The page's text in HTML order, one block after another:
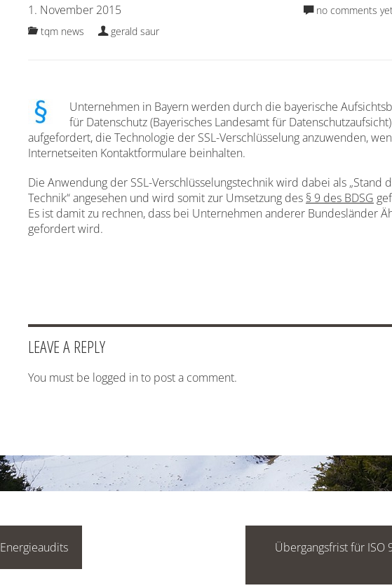
1. November 2015
tqm news gerald saur
no comments
Unternehmen in Bayern werden durch die bayerische
für Datenschutz (Bayerisches Landesamt für Datenschutzaufsicht)
aufgefordert, die Technologie der SSL-Verschlüsselung anzuwenden,
Internetseiten Kontaktformulare beinhalten.
Die Anwendung der SSL-Verschlüsselungstechnik wird dabei als „Stand
Technik“ angesehen und wird somit zur Umsetzung des § 9 des BDSG
Es ist damit zu rechnen, dass bei Unternehmen anderer Bundesländer
gefordert wird.
LEAVE A REPLY
You must be logged in to post a comment.
Energieaudits
Übergangsfrist für ISO